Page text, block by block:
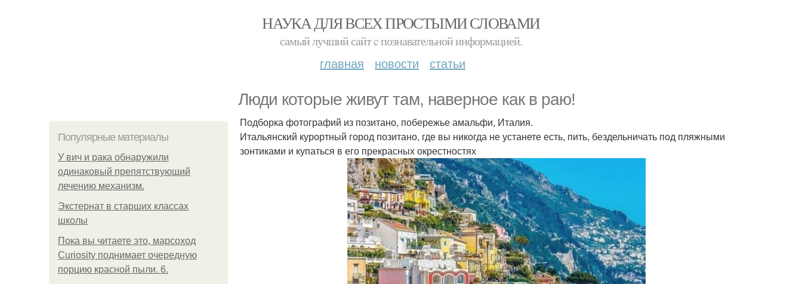
НАУКА ДЛЯ ВСЕХ ПРОСТЫМИ СЛОВАМИ
самый лучший сайт c познавательной информацией.
главная новости статьи
Люди которые живут там, наверное как в раю!
Популярные материалы
У вич и рака обнаружили
одинаковый препятствующий
лечению механизм.
Экстернат в старших классах
школы
Пока вы читаете это, марсоход
Curiosity поднимает очередную
порцию красной пыли. 6.
Подборка фотографий из позитано, побережье амальфи, Италия.
Итальянский курортный город позитано, где вы никогда не устанете есть, пить, бездельничать под пляжными
зонтиками и купаться в его прекрасных окрестностях